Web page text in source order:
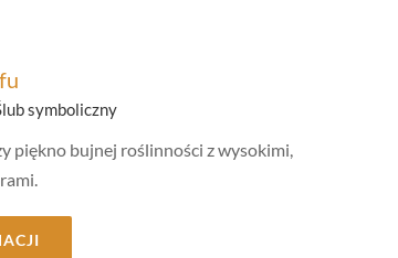
symboliczny
piękno bujnej roślinności z wysokimi,